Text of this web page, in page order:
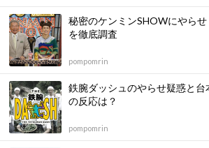
秘密のケンミンSHOWにやら
を徹底調査
pompomrin
鉄腕ダッシュのやらせ疑惑と台
の反応は？
pompomrin